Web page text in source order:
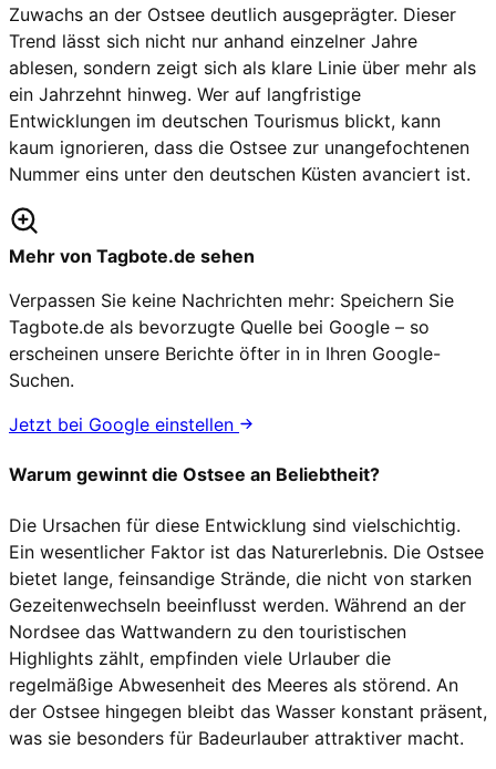
Zuwachs an der Ostsee deutlich ausgeprägter. Dieser
Trend lässt sich nicht nur anhand einzelner Jahre
ablesen, sondern zeigt sich als klare Linie über mehr als
ein Jahrzehnt hinweg. Wer auf langfristige
Entwicklungen im deutschen Tourismus blickt, kann
kaum ignorieren, dass die Ostsee zur unangefochtenen
Nummer eins unter den deutschen Küsten avanciert ist.
Mehr von Tagbote.de sehen
Verpassen Sie keine Nachrichten mehr: Speichern Sie
Tagbote.de als bevorzugte Quelle bei Google – so
erscheinen unsere Berichte öfter in in Ihren Google-
Suchen.
Jetzt bei Google einstellen
Warum gewinnt die Ostsee an Beliebtheit?
Die Ursachen für diese Entwicklung sind vielschichtig.
Ein wesentlicher Faktor ist das Naturerlebnis. Die Ostsee
bietet lange, feinsandige Strände, die nicht von starken
Gezeitenwechseln beeinflusst werden. Während an der
Nordsee das Wattwandern zu den touristischen
Highlights zählt, empfinden viele Urlauber die
regelmäßige Abwesenheit des Meeres als störend. An
der Ostsee hingegen bleibt das Wasser konstant präsent,
was sie besonders für Badeurlauber attraktiver macht.